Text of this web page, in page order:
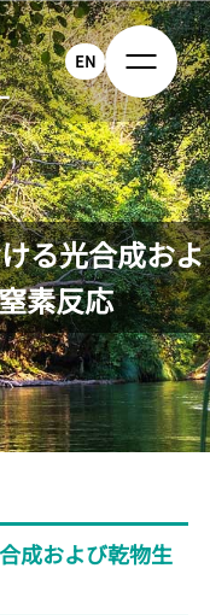
EN
る光合成およ
素反応
成および乾物生